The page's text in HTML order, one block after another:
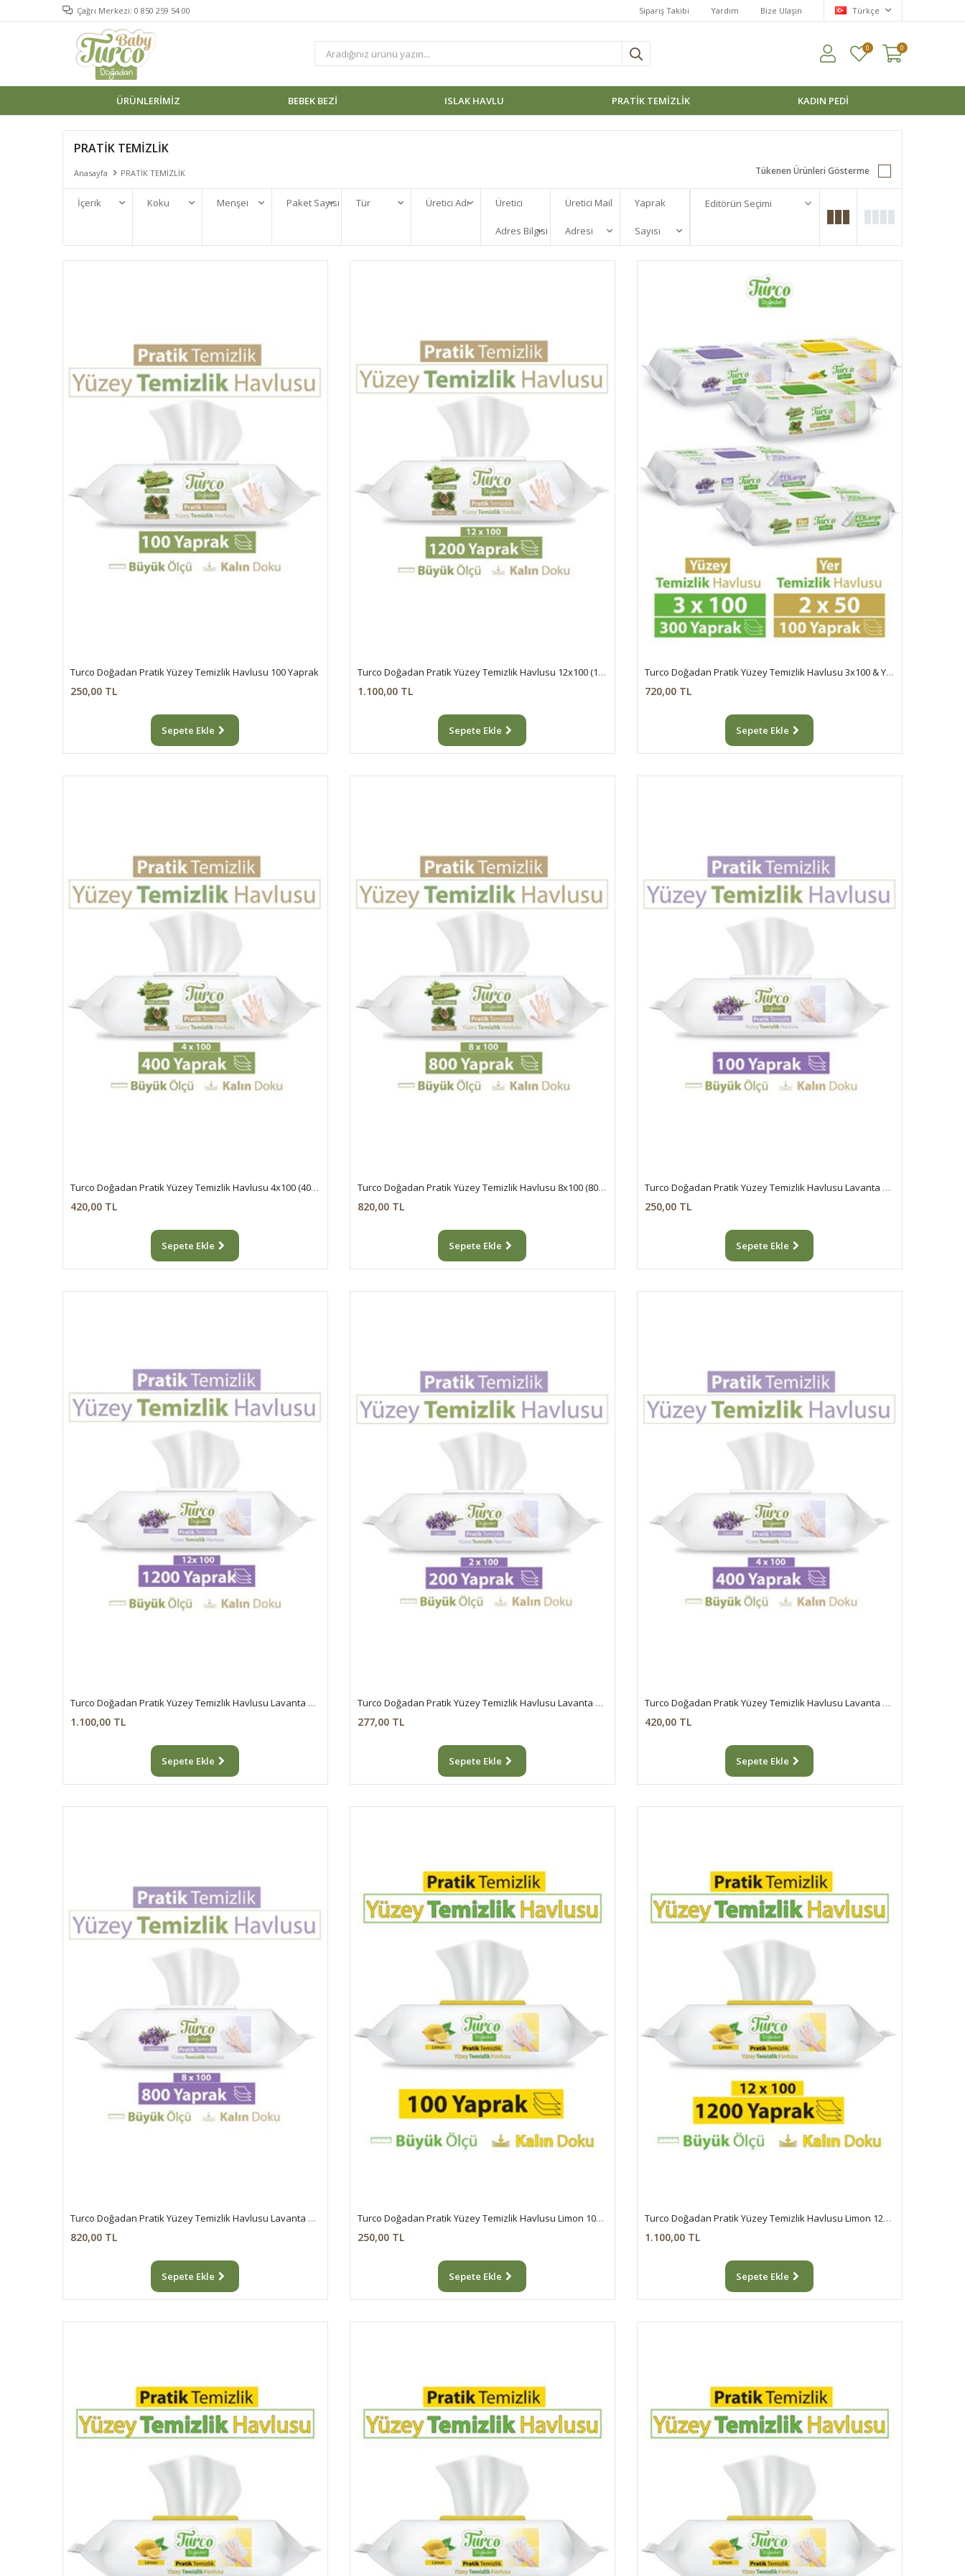
Çağrı Merkezi: 0 850 259 54 00 Sipariş Takibi Yardım Bize Ulaşın Türkçe
0 0
ÜRÜNLERIMIZ BEBEK BEZI ISLAK HAVLU PRATİK TEMİZLİK KADIN PEDI
PRATİK TEMİZLİK
Anasayfa PRATİK TEMİZLİK Tükenen Ürünleri Gösterme
İçerik Koku Menşei Paket Sayısı Tür Üretici Adı Üretici
Adres Bilgisi
Üretici Mail
Adresi
Yaprak
Sayısı
Turco Doğadan Pratik Yüzey Temizlik Havlusu 100 Yaprak
250,00 TL
Sepete Ekle
Turco Doğadan Pratik Yüzey Temizlik Havlusu 12x100 (1200 Yaprak)
1.100,00 TL
Sepete Ekle
Turco Doğadan Pratik Yüzey Temizlik Havlusu 3x100 & Yer Temizlik Havlusu 2X50 Karma Paket
720,00 TL
Sepete Ekle
Turco Doğadan Pratik Yüzey Temizlik Havlusu 4x100 (400 Yaprak)
420,00 TL
Sepete Ekle
Turco Doğadan Pratik Yüzey Temizlik Havlusu 8x100 (800 Yaprak)
820,00 TL
Sepete Ekle
Turco Doğadan Pratik Yüzey Temizlik Havlusu Lavanta 100 Yaprak
250,00 TL
Sepete Ekle
Turco Doğadan Pratik Yüzey Temizlik Havlusu Lavanta 12x100 (1200 Yaprak)
1.100,00 TL
Sepete Ekle
Turco Doğadan Pratik Yüzey Temizlik Havlusu Lavanta 2x100 (200 Yaprak)
277,00 TL
Sepete Ekle
Turco Doğadan Pratik Yüzey Temizlik Havlusu Lavanta 4x100 (400 Yaprak)
420,00 TL
Sepete Ekle
Turco Doğadan Pratik Yüzey Temizlik Havlusu Lavanta 8x100 (800 Yaprak)
820,00 TL
Sepete Ekle
Turco Doğadan Pratik Yüzey Temizlik Havlusu Limon 100 Yaprak
250,00 TL
Sepete Ekle
Turco Doğadan Pratik Yüzey Temizlik Havlusu Limon 12x100 (1200 Yaprak)
1.100,00 TL
Sepete Ekle